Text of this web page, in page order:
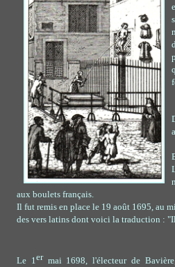
aux boulets français.
Il fut remis en place le 19 août 1695, au
des vers latins dont voici la traduction : "Il
Le 1er mai 1698, l'électeur de